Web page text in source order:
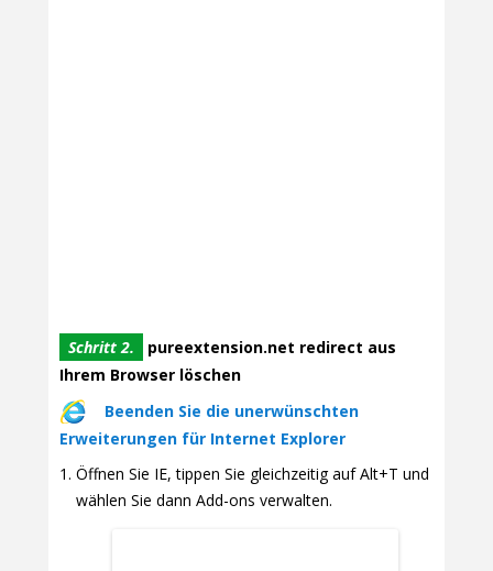
Schritt 2.
pureextension.net redirect aus
Ihrem Browser löschen
Beenden Sie die unerwünschten
Erweiterungen für Internet Explorer
Öffnen Sie IE, tippen Sie gleichzeitig auf Alt+T und
wählen Sie dann Add-ons verwalten.